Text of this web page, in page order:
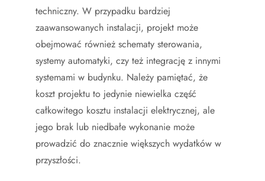
techniczny. W przypadku bardziej
zaawansowanych instalacji, projekt może
obejmować również schematy sterowania,
systemy automatyki, czy też integrację z innymi
systemami w budynku. Należy pamiętać, że
koszt projektu to jedynie niewielka część
całkowitego kosztu instalacji elektrycznej, ale
jego brak lub niedbałe wykonanie może
prowadzić do znacznie większych wydatków w
przyszłości.